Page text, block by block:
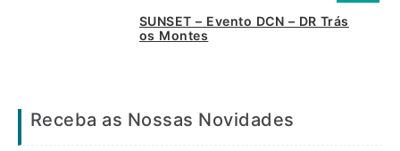
SUNSET – Evento DCN – DR Trás
os Montes
Receba as Nossas Novidades